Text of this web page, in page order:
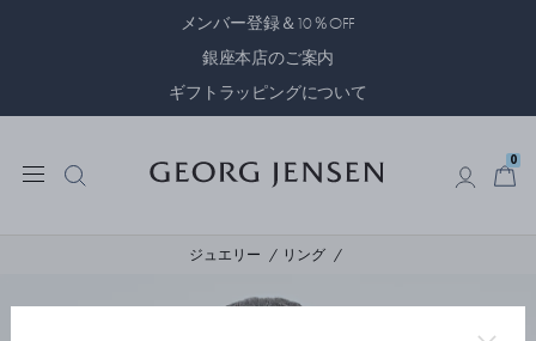
メンバー登録＆10％OFF
銀座本店のご案内
ギフトラッピングについて
0
ジュエリー リング